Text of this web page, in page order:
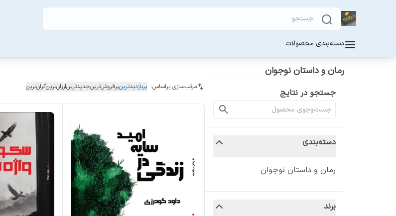
دسته‌بندی محصولات
رمان و داستان نوجوان
جستجو در نتایج
دسته‌بندی
رمان و داستان نوجوان
برند
مرتب‌سازی براساس: پربازدیدترینپرفروش‌ترینجدیدترینارزان‌ترینگران‌ترین